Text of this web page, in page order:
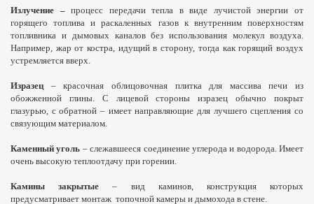
Излучение –процесс передачи тепла в виде лучистой энергии от
горящего топлива и раскаленных газов к внутренним поверхностям
топливника и дымовых каналов без использования молекул воздуха.
Например, жар от костра, идущий в сторону, тогда как горящий воздух
устремляется вверх.
Изразец– красочная облицовочная плитка для массива печи из
обожженной глины. С лицевой стороны изразец обычно покрыт
глазурью, с обратной – имеет направляющие для лучшего сцепления со
связующим материалом.
Каменный уголь – слежавшееся соединение углерода и водорода. Имеет
очень высокую теплоотдачу при горении.
Камины закрытые – вид каминов, конструкция которых
предусматривает монтаж топочной камеры и дымохода в стене.